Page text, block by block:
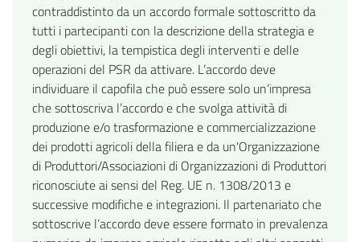
contraddistinto da un accordo formale sottoscritto da
tutti i partecipanti con la descrizione della strategia e
degli obiettivi, la tempistica degli interventi e delle
operazioni del PSR da attivare. L’accordo deve
individuare il capofila che può essere solo un’impresa
che sottoscriva l’accordo e che svolga attività di
produzione e/o trasformazione e commercializzazione
dei prodotti agricoli della filiera e da un'Organizzazione
di Produttori/Associazioni di Organizzazioni di Produttori
riconosciute ai sensi del Reg. UE n. 1308/2013 e
successive modifiche e integrazioni. Il partenariato che
sottoscrive l’accordo deve essere formato in prevalenza